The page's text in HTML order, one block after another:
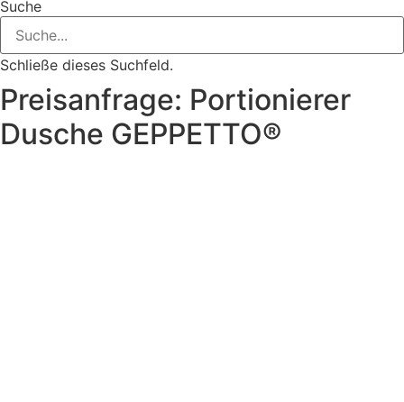
Suche
Schließe dieses Suchfeld.
Preisanfrage: Portionierer
Dusche GEPPETTO®